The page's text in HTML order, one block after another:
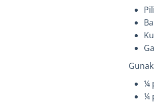
¼
¼